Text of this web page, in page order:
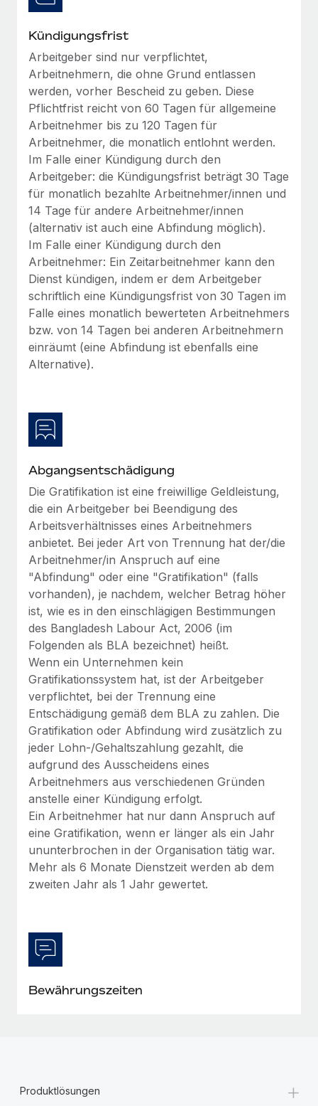
Niederlassungen
Mobilität und Relocation
Mühelose Relocation von Mitarbeiter:innen
Benefits
Mühelose Verwaltung von Benefits
Management und Payroll
Reverse Tech auf einen Blick Das Gesundheits- und
Wellness-Startup Reverse Tech hat das globale...
Mehr erfahren
Neues zu Remote-Produkten: Integration mit
Gusto und Zero und Contractor Management
Plus
Auch im neuen Jahr wollen wir bei Remote Unternehmen
aller Größen dabei unterstützen, die beste...
Mehr erfahren
Wie Phiture 55 Mitarbeiter:innen in 19 Ländern
mit Remote verwaltet
Phiture ist der unumstrittene Marktführer im Bereich der
Wachstumsberatung für mobile Apps. Das...
Mehr erfahren
Kündigungsfrist
Arbeitgeber sind nur verpflichtet,
Arbeitnehmern, die ohne Grund entlassen
werden, vorher Bescheid zu geben. Diese
Pflichtfrist reicht von 60 Tagen für allgemeine
Arbeitnehmer bis zu 120 Tagen für
Arbeitnehmer, die monatlich entlohnt werden.
Im Falle einer Kündigung durch den
Arbeitgeber: die Kündigungsfrist beträgt 30 Tage
für monatlich bezahlte Arbeitnehmer/innen und
14 Tage für andere Arbeitnehmer/innen
(alternativ ist auch eine Abfindung möglich).
Im Falle einer Kündigung durch den
Arbeitnehmer: Ein Zeitarbeitnehmer kann den
Dienst kündigen, indem er dem Arbeitgeber
schriftlich eine Kündigungsfrist von 30 Tagen im
Falle eines monatlich bewerteten Arbeitnehmers
bzw. von 14 Tagen bei anderen Arbeitnehmern
einräumt (eine Abfindung ist ebenfalls eine
Alternative).
Abgangsentschädigung
Die Gratifikation ist eine freiwillige Geldleistung,
die ein Arbeitgeber bei Beendigung des
Arbeitsverhältnisses eines Arbeitnehmers
anbietet. Bei jeder Art von Trennung hat der/die
Arbeitnehmer/in Anspruch auf eine
"Abfindung" oder eine "Gratifikation" (falls
vorhanden), je nachdem, welcher Betrag höher
ist, wie es in den einschlägigen Bestimmungen
des Bangladesh Labour Act, 2006 (im
Folgenden als BLA bezeichnet) heißt.
Wenn ein Unternehmen kein
Gratifikationssystem hat, ist der Arbeitgeber
verpflichtet, bei der Trennung eine
Entschädigung gemäß dem BLA zu zahlen. Die
Gratifikation oder Abfindung wird zusätzlich zu
jeder Lohn-/Gehaltszahlung gezahlt, die
aufgrund des Ausscheidens eines
Arbeitnehmers aus verschiedenen Gründen
anstelle einer Kündigung erfolgt.
Ein Arbeitnehmer hat nur dann Anspruch auf
eine Gratifikation, wenn er länger als ein Jahr
ununterbrochen in der Organisation tätig war.
Mehr als 6 Monate Dienstzeit werden ab dem
zweiten Jahr als 1 Jahr gewertet.
Bewährungszeiten
Produktlösungen +